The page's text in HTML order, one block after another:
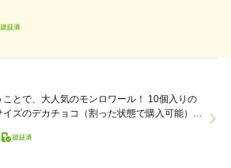
・ロワール地域圏の名から。 ＜商品＞
、大人気のモンロワール！ 10個入りの
ズのデカチョコ（割った状態で購入可能）が